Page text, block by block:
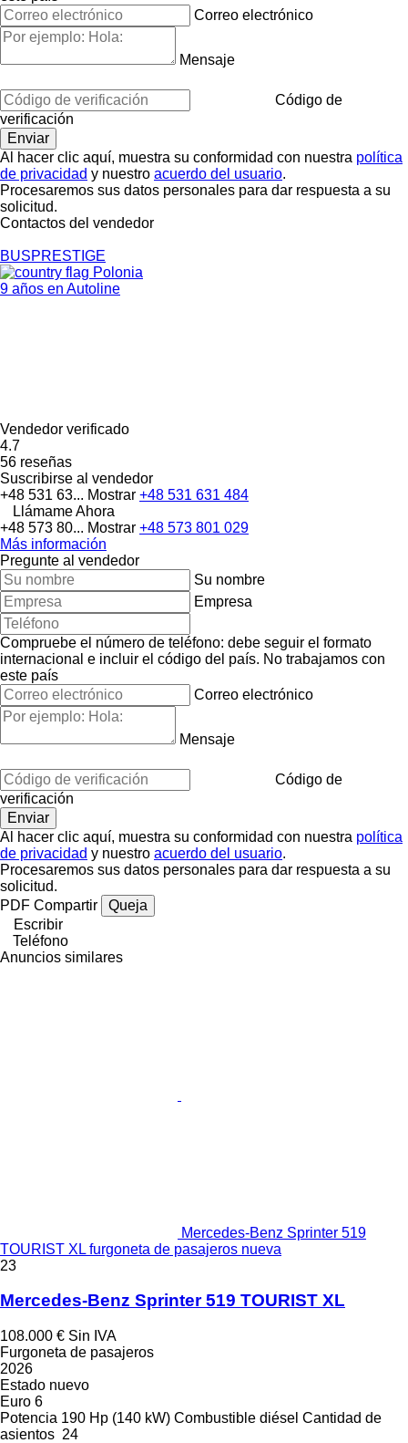
Correo electrónico
Mensaje
Código de
verificación
Al hacer clic aquí, muestra su conformidad con nuestra política
de privacidad y nuestro acuerdo del usuario.
Procesaremos sus datos personales para dar respuesta a su
solicitud.
Contactos del vendedor
BUSPRESTIGE
Polonia
9 años en Autoline
Vendedor verificado
4.7
56 reseñas
Suscribirse al vendedor
+48 531 63... Mostrar +48 531 631 484
Llámame Ahora
+48 573 80... Mostrar +48 573 801 029
Más información
Pregunte al vendedor
Su nombre
Empresa
Compruebe el número de teléfono: debe seguir el formato
internacional e incluir el código del país. No trabajamos con
este país
Correo electrónico
Mensaje
Código de
verificación
Al hacer clic aquí, muestra su conformidad con nuestra política
de privacidad y nuestro acuerdo del usuario.
Procesaremos sus datos personales para dar respuesta a su
solicitud.
PDF Compartir
Queja
Escribir
Teléfono
Anuncios similares
Mercedes-Benz Sprinter 519
TOURIST XL furgoneta de pasajeros nueva
23
Mercedes-Benz Sprinter 519 TOURIST XL
108.000 € Sin IVA
Furgoneta de pasajeros
2026
Estado nuevo
Euro 6
Potencia 190 Hp (140 kW) Combustible diésel Cantidad de
asientos 24